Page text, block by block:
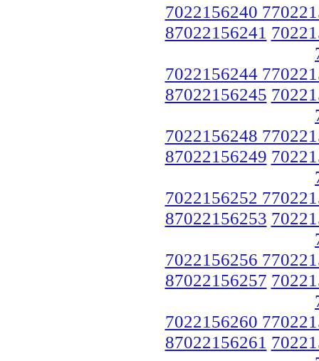
7022156240
87022156241
7022156244
87022156245
7022156248
87022156249
7022156252
87022156253
7022156256
87022156257
7022156260
87022156261